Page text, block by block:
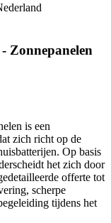
Zonnepanelen
is een
zich richt op de
Op basis
het zich door
offerte tot
scherpe
tijdens het